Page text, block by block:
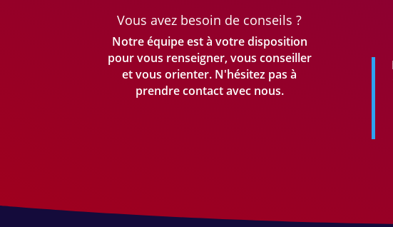
Vous avez besoin de conseils ?
Notre équipe est à votre disposition
pour vous renseigner, vous conseiller
et vous orienter. N'hésitez pas à
prendrecontact avec nous.